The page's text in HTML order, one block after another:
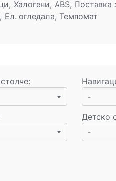
Халогени, ABS, Поставка
огледала, Темпомат
:
-
Детско
-